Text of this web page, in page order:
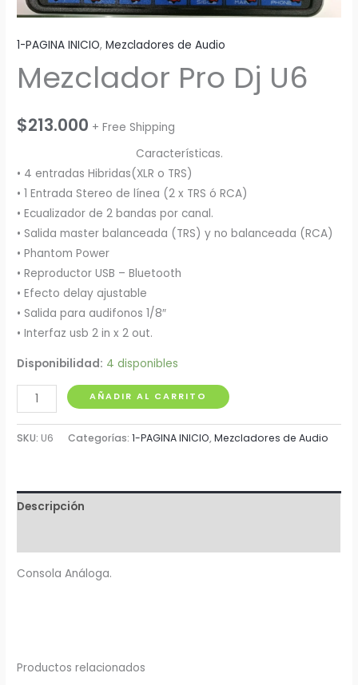
1-PAGINA INICIO,Mezcladores de Audio
Mezclador Pro Dj U6
$213.000 + Free Shipping
Características.
• 4 entradas Hibridas(XLR o TRS)
• 1 Entrada Stereo de línea (2 x TRS ó RCA)
• Ecualizador de 2 bandas por canal.
• Salida master balanceada (TRS) y no balanceada (RCA)
• Phantom Power
• Reproductor USB – Bluetooth
• Efecto delay ajustable
• Salida para audifonos 1/8″
• Interfaz usb 2 in x 2 out.
Disponibilidad: 4 disponibles
Mezclador
Pro
Dj
AÑADIR AL CARRITO
SKU: U6 Categorías:1-PAGINA INICIO,Mezcladores de Audio
Descripción
Consola Análoga.
Productos relacionados